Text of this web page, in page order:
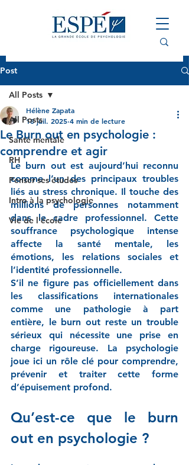
Post
All Posts
Santé mentale
RH
Penser ses études
Intro à la psychologie
Vie de l'école
All Posts
Le Burn out en psychologie :
comprendre et agir
Hélène Zapata
18 juil. 2025 4 min de lecture
Le burn out est aujourd’hui reconnu
comme l’un des principaux troubles
liés au stress chronique. Il touche des
millions de personnes notamment
dans le cadre professionnel. Cette
souffrance psychologique intense
affecte la santé mentale, les
émotions, les relations sociales et
l’identité professionnelle.
S’il ne figure pas officiellement dans
les classifications internationales
comme une pathologie à part
entière, le burn out reste un trouble
sérieux qui nécessite une prise en
charge rigoureuse. La psychologie
joue ici un rôle clé pour comprendre,
prévenir et traiter cette forme
d’épuisement profond.
Qu’est-ce que le burn
out en psychologie ?